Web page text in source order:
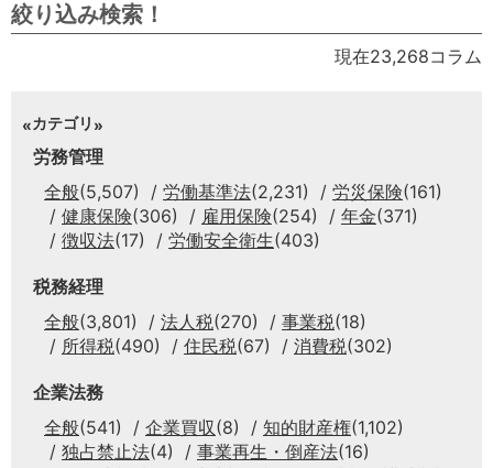
絞り込み検索！
現在23,268コラム
カテゴリ
労務管理
全般(5,507) 労働基準法(2,231) 労災保険(161)
健康保険(306) 雇用保険(254) 年金(371)
徴収法(17) 労働安全衛生(403)
税務経理
全般(3,801) 法人税(270) 事業税(18)
所得税(490) 住民税(67) 消費税(302)
企業法務
全般(541) 企業買収(8) 知的財産権(1,102)
独占禁止法(4) 事業再生・倒産法(16)